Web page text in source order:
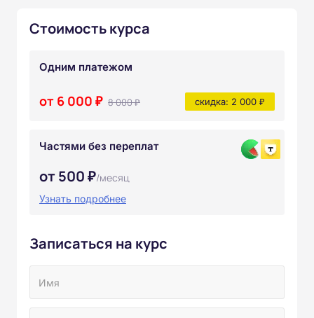
Стоимость курса
Одним платежом
от 6 000 ₽ 8 000 ₽ скидка: 2 000 ₽
Частями без переплат
от 500 ₽/месяц
Узнать подробнее
Записаться на курс